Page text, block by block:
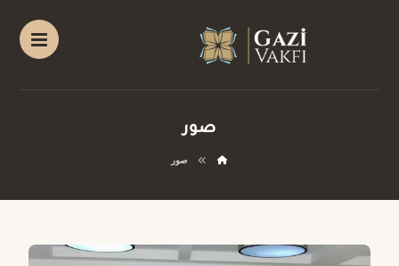
صور
صور